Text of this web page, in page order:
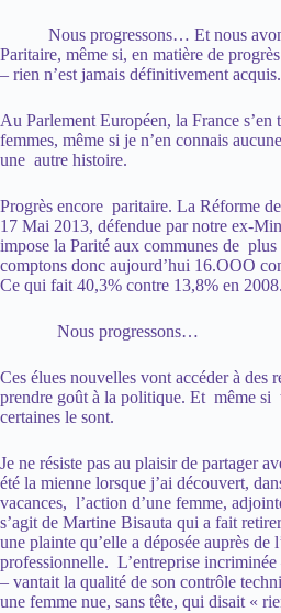
Nous progressons… Et nous avons
Paritaire, même si, en matière de
– rien n’est jamais définitivement acquis.
Au Parlement Européen, la France
femmes, même si je n’en connais
une autre histoire.
Progrès encore paritaire. La Réforme
17 Mai 2013, défendue par notre ex-
impose la Parité aux communes de
comptons donc aujourd’hui 16.OOO
Ce qui fait 40,3% contre 13,8% en 2008.
Nous progressons…
Ces élues nouvelles vont accéder à des
prendre goût à la politique. Et même si
certaines le sont.
Je ne résiste pas au plaisir de partager
été la mienne lorsque j’ai découvert,
vacances, l’action d’une femme,
s’agit de Martine Bisauta qui a fait
une plainte qu’elle a déposée auprès de
professionnelle. L’entreprise
– vantait la qualité de son contrôle
une femme nue, sans tête, qui disait «